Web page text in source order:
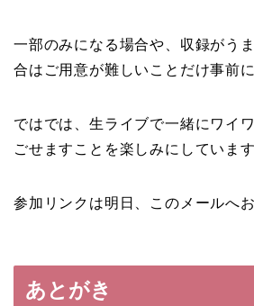
一部のみになる場合や、収録がう
合はご用意が難しいことだけ事前
ではでは、生ライブで一緒にワイ
ごせますことを楽しみにしていま
参加リンクは明日、このメールへ
あとがき